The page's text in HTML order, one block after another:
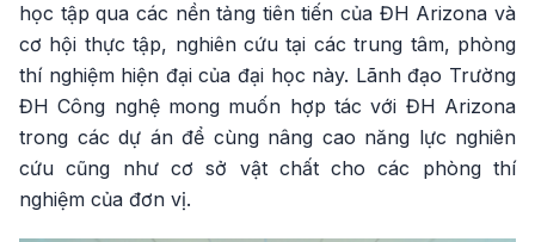
học tập qua các nền tảng tiên tiến của ĐH Arizona và
cơ hội thực tập, nghiên cứu tại các trung tâm, phòng
thí nghiệm hiện đại của đại học này. Lãnh đạo Trường
ĐH Công nghệ mong muốn hợp tác với ĐH Arizona
trong các dự án để cùng nâng cao năng lực nghiên
cứu cũng như cơ sở vật chất cho các phòng thí
nghiệm của đơn vị.